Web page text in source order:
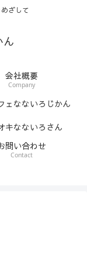
ざして
ん
会社概要
Company
ェなないろじかん
キなないろさん
問い合わせ
Contact